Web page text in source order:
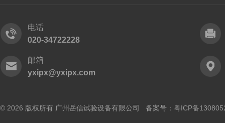
电话
020-34722228
邮箱
yxipx@yxipx.com
© 2026 版权所有 广州岳信试验设备有限公司 备案号： 粤ICP备